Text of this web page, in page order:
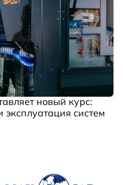
новый курс:
систем